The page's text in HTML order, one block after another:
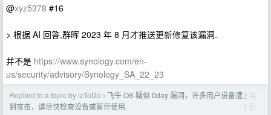
@xyz5378 #16
> 根据 AI 回答,群晖 2023 年 8 月才推送更新修复该漏洞.
并不是 https://www.synology.com/en-
us/security/advisory/Synology_SA_22_23
Replied to a topic by izToDo › 飞牛 OS 疑似 0day 漏洞，许多用户设备遭
到攻击，请尽快检查设备或暂停使用
2 月
1 日